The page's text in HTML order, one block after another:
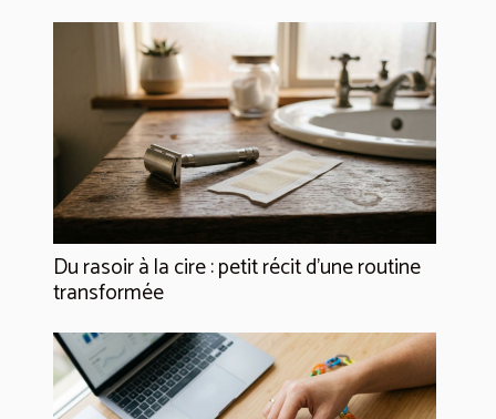
Du rasoir à la cire : petit récit d’une routine
transformée